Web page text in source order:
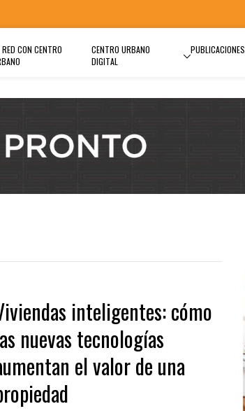
RED CON CENTRO
CENTRO URBANO
DIGITAL
PUBLICACIONES
inteligentes: cómo
nuevas tecnologías
el valor de una